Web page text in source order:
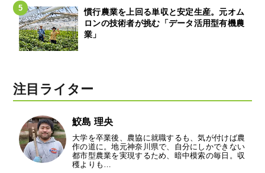
慣行農業を上回る単収と安定生産。元オム
ロンの技術者が挑む「データ活用型有機農
業」
注目ライター
鮫島 理央
大学を卒業後、農協に就職するも、気が付けば農
作の道に。地元神奈川県で、自分にしかできない
都市型農業を実現するため、暗中模索の毎日。収
穫よりも…